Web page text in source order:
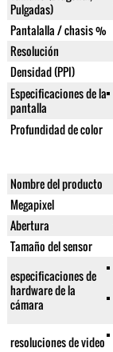
Pulgadas)
Pantalalla / chasis %
Resolución
Densidad (PPI)
Especificaciones de la
pantalla
Profundidad de color
Nombre del producto
Megapixel
Abertura
Tamaño del sensor
especificaciones de
hardware de la
cámara
resoluciones de video